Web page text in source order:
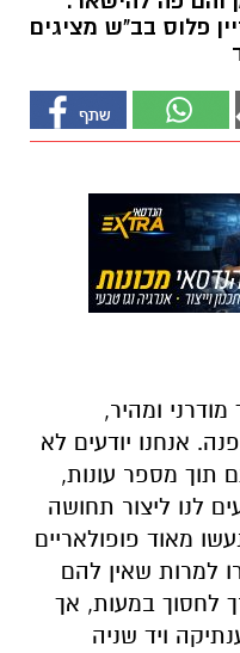
פלוס בב"ש מציגים
ומהיר,
אנחנו יודעים לא
תוך מספר עונות,
לנו ליצור תחושה
מאוד פופולאריים
למרות שאין להם
לחסוך במעות, אך
ויד שניה